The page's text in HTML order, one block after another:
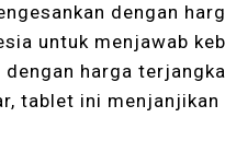
dengan
untuk menjawab
harga
tablet ini